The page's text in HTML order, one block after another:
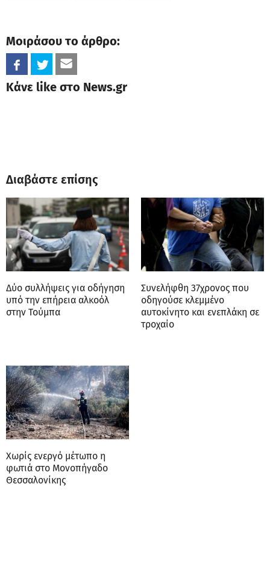
Μοιράσου το άρθρο:
Κάνε like στο News.gr
Διαβάστε επίσης
Δύο συλλήψεις για οδήγηση
υπό την επήρεια αλκοόλ
στην Τούμπα
Συνελήφθη 37χρονος που
οδηγούσε κλεμμένο
αυτοκίνητο και ενεπλάκη σε
τροχαίο
Χωρίς ενεργό μέτωπο η
φωτιά στο Μονοπήγαδο
Θεσσαλονίκης